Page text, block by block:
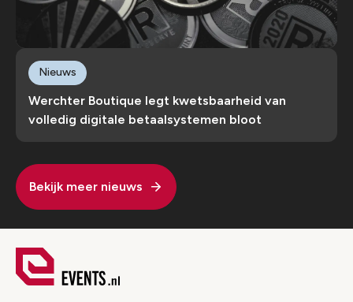
Werchter Boutique legt kwetsbaarheid van
volledig digitale betaalsystemen bloot
Nieuws
Bekijk meer nieuws